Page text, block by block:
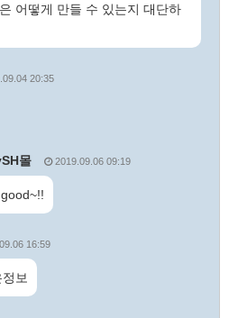
어떻게 만들 수 있는지 대단하
20:35
몰 2019.09.06 09:19
16:59
보